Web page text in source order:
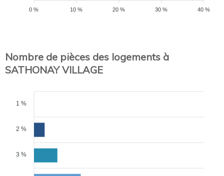
40 %
30 %
20 %
10 %
0 %
Nombre de pièces des logements à
SATHONAY VILLAGE
1 %
2 %
3 %